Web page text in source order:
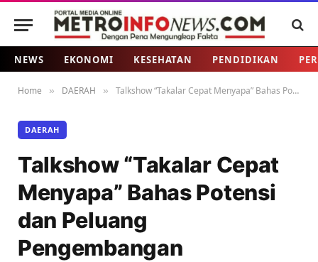
NEWS EKONOMI KESEHATAN PENDIDIKAN
Home » DAERAH » Talkshow “Takalar Cepat Menyapa” Bahas Potensi dan Peluang Pengembangan Polongbangkeng Utara.
DAERAH
Talkshow “Takalar Cepat
Menyapa” Bahas Potensi
dan Peluang
Pengembangan